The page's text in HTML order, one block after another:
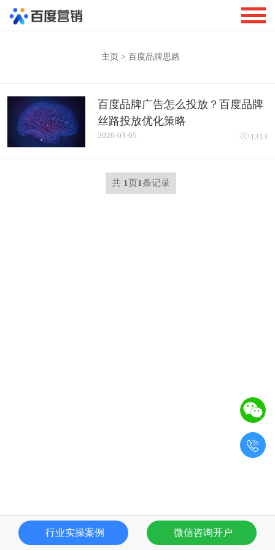
主页 > 百度品牌思路
百度品牌广告怎么投放？百度品牌
丝路投放优化策略
2020-03-05  1313
共 1页1条记录
行业实操案例 微信咨询开户
